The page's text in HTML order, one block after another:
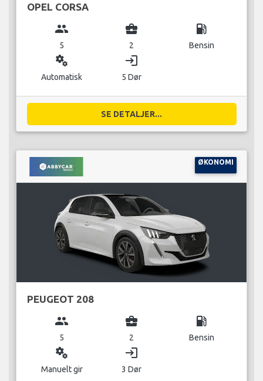
OPEL CORSA
group
5
business_center
2
local_gas_station
Bensin
miscellaneous_services
Automatisk
login
5 Dør
SE DETALJER...
ØKONOMI
PEUGEOT 208
group
5
business_center
2
local_gas_station
Bensin
miscellaneous_services
Manuelt gir
login
3 Dør